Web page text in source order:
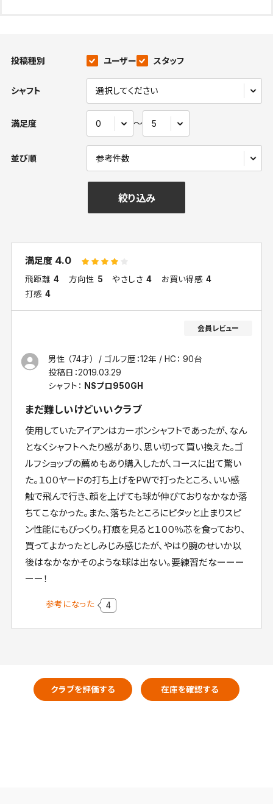
投稿種別 ユーザー スタッフ
シャフト
満足度 〜
並び順
絞り込み
満足度 4.0
飛距離 4 方向性 5 やさしさ 4 お買い得感 4
打感 4
男性 （74才） ゴルフ歴：12年
HC： 90台
投稿日：2019.03.29
シャフト： NSプロ950GH
まだ難しいけどいいクラブ
使用していたアイアンはカーボンシャフトであったが、なん
となくシャフトへたり感があり、思い切って買い換えた。ゴ
ルフショップの薦めもあり購入したが、コースに出て驚い
た。１００ヤードの打ち上げをPWで打ったところ、いい感
触で飛んで行き、顔を上げても球が伸びておりなかなか落
ちてこなかった。また、落ちたところにピタッと止まりスピ
ン性能にもびっくり。打痕を見ると１００％芯を食っており、
買ってよかったとしみじみ感じたが、やはり腕のせいか以
後はなかなかそのような球は出ない。要練習だなーーー
ーー！
参考になった 4
クラブを評価する 在庫を確認する